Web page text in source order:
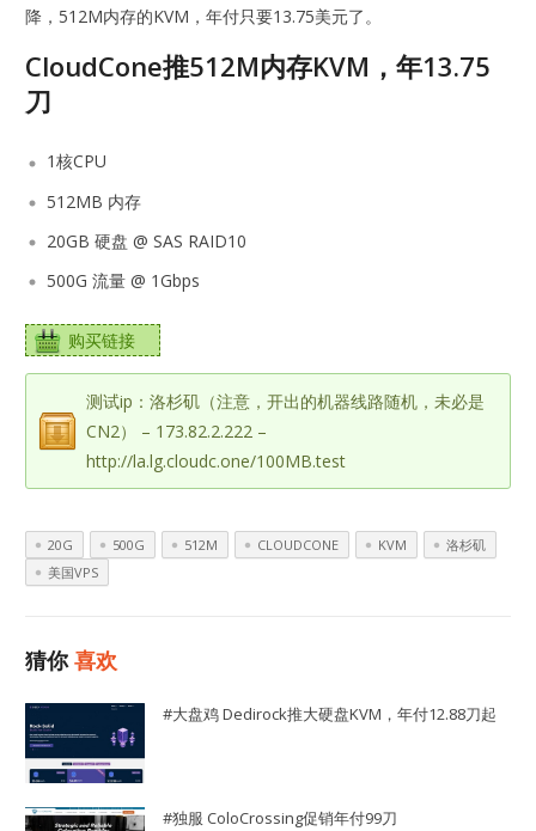
降，512M内存的KVM，年付只要13.75美元了。
CloudCone推512M内存KVM，年13.75
刀
1核CPU
512MB 内存
20GB 硬盘 @ SAS RAID10
500G 流量 @ 1Gbps
购买链接
测试ip：洛杉矶（注意，开出的机器线路随机，未必是
CN2） – 173.82.2.222 –
http://la.lg.cloudc.one/100MB.test
20G 500G 512M CLOUDCONE KVM
洛杉矶
美国VPS
猜你喜欢
#大盘鸡 Dedirock推大硬盘KVM，年付12.88刀起
#独服 ColoCrossing促销年付99刀